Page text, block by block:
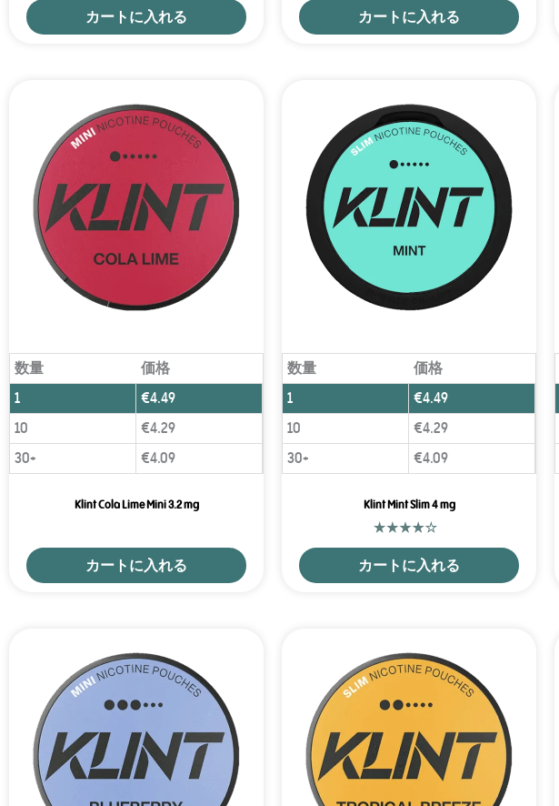
カートに入れる カートに入れる
数量
価格
1
€4.49
10
€4.29
30+
€4.09
Klint Cola Lime Mini 3.2 mg
カートに入れる
数量
価格
1
€4.49
10
€4.29
30+
€4.09
Klint Mint Slim 4 mg
カートに入れる